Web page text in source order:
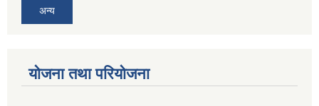
अन्य
योजना तथा परियोजना